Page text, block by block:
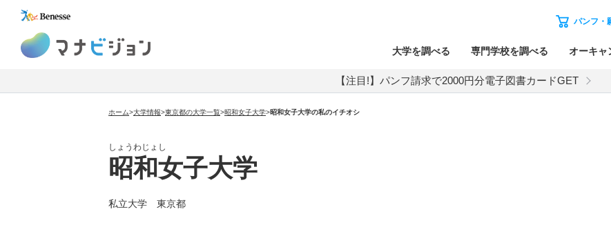
パンフ・
大学を調べる 専門学校を調べる オーキャ
【注目!】パンフ請求で2000円分電子図書カードGET
ホーム>大学情報>東京都の大学一覧>昭和女子大学>昭和女子大学の私のイチオシ
しょうわじょし
昭和女子大学
私立大学 東京都